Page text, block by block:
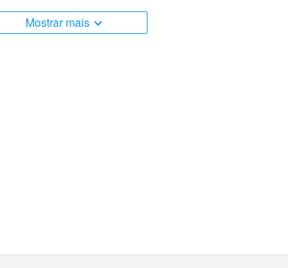
Webcams ao vivo em Simferopol. Mostramos
Mostrar mais